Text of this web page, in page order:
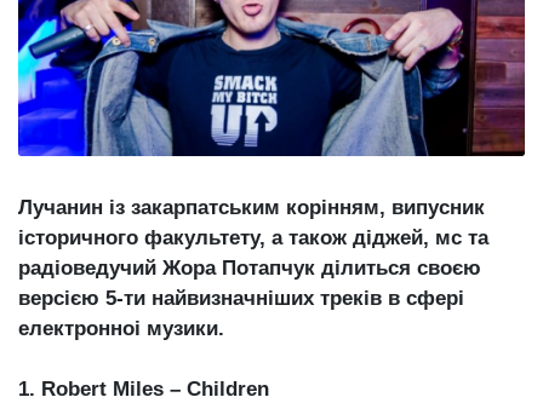
залишив у
Луцьку
три...
27 Липня 2026
744 переглядів
Всі розділи
Лайф
Афіша
ZONE 18+
Політика конфіденційності
Лучанин із закарпатським корінням, випусник
історичного факультету, а також діджей, мс та
радіоведучий Жора Потапчук ділиться своєю
версією 5-ти найвизначніших треків в сфері
електронноі музики.
1. Robert Miles – Children